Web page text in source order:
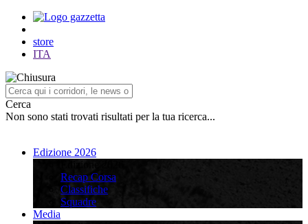
store
ITA
Cerca
Non sono stati trovati risultati per la tua ricerca...
Edizione 2026
Recap Corsa
Classifiche
Squadre
Media